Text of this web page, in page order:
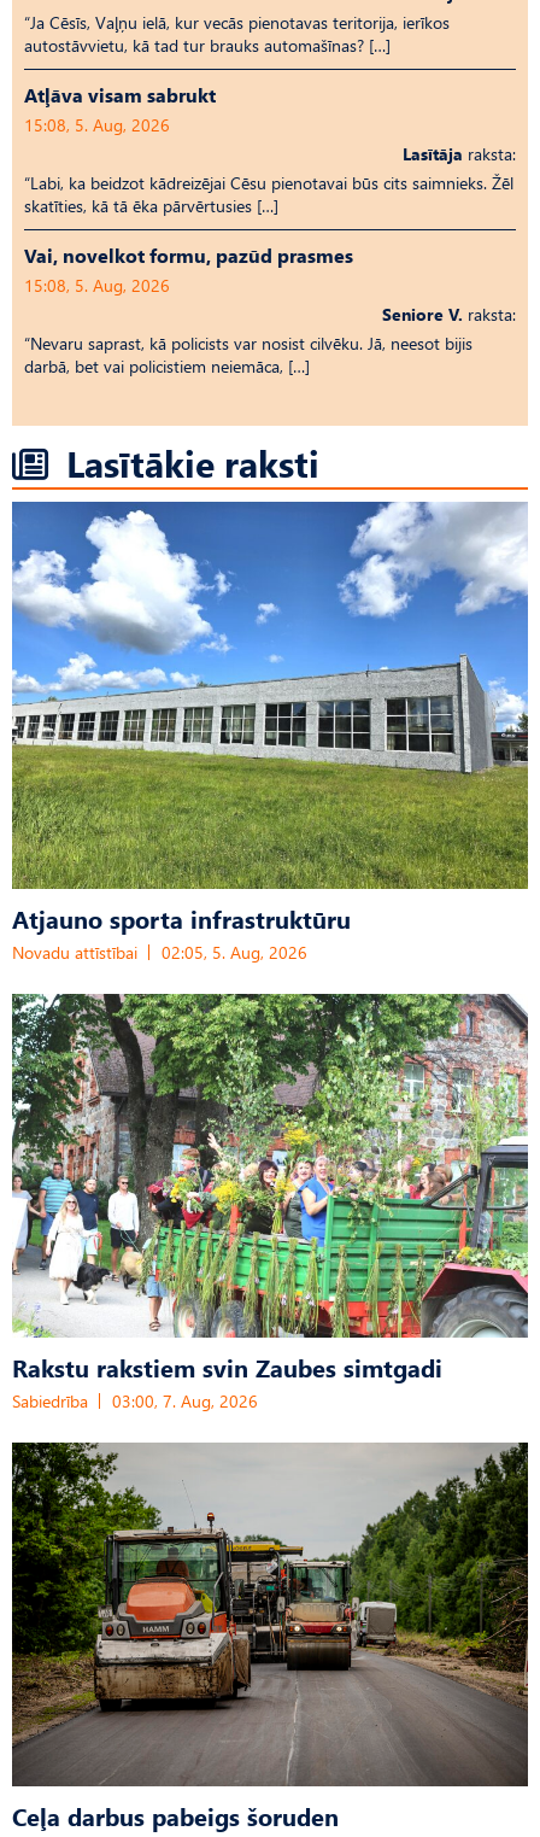
“Ja Cēsīs, Vaļņu ielā, kur vecās pienotavas teritorija, ierīkos
autostāvvietu, kā tad tur brauks automašīnas? […]
Atļāva visam sabrukt
15:08, 5. Aug, 2026
Lasītāja raksta:
“Labi, ka beidzot kādreizējai Cēsu pienotavai būs cits saimnieks. Žēl
skatīties, kā tā ēka pārvērtusies […]
Vai, novelkot formu, pazūd prasmes
15:08, 5. Aug, 2026
Seniore V. raksta:
“Nevaru saprast, kā policists var nosist cilvēku. Jā, neesot bijis
darbā, bet vai policistiem neiemāca, […]
Lasītākie raksti
Atjauno sporta infrastruktūru
Novadu attīstībai 02:05, 5. Aug, 2026
Rakstu rakstiem svin Zaubes simtgadi
Sabiedrība 03:00, 7. Aug, 2026
Ceļa darbus pabeigs šoruden